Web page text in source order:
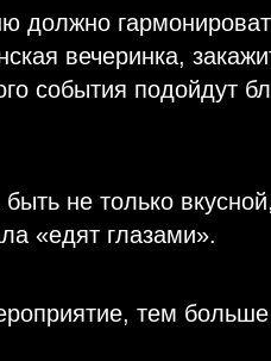
должно
вечеринка,
события подойдут
не только
«едят глазами».
тем